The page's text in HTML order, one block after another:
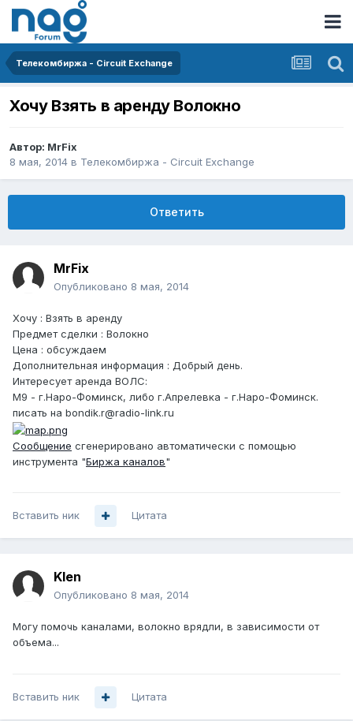
Телекомбиржа - Circuit Exchange
Хочу Взять в аренду Волокно
Автор: MrFix
8 мая, 2014 в Телекомбиржа - Circuit Exchange
Ответить
MrFix
Опубликовано 8 мая, 2014
Хочу : Взять в аренду
Предмет сделки : Волокно
Цена : обсуждаем
Дополнительная информация : Добрый день.
Интересует аренда ВОЛС:
М9 - г.Наро-Фоминск, либо г.Апрелевка - г.Наро-Фоминск.
писать на bondik.r@radio-link.ru
Сообщение сгенерировано автоматически с помощью
инструмента "Биржа каналов"
Вставить ник Цитата
Klen
Опубликовано 8 мая, 2014
Могу помочь каналами, волокно врядли, в зависимости от
объема...
Вставить ник Цитата